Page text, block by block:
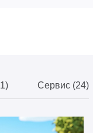
Сервис (24)